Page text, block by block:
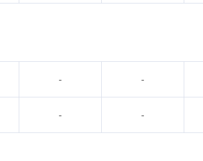
- -
- -